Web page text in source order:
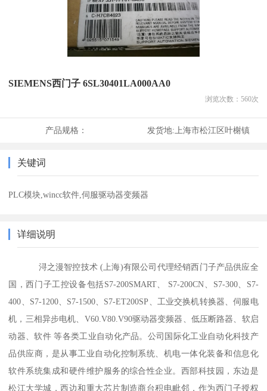
SIEMENS西门子 6SL30401LA000AA0
浏览次数： 560次
产品规格： 发货地: 上海市松江区叶榭镇
关键词
PLC模块,wincc软件,伺服驱动器变频器
详细说明
浔之漫智控技术 (上海)有限公司代理经销西门子产品供应全
国，西门子工控设备包括S7-200SMART、 S7-200CN、S7-300、S7-
400、S7-1200、S7-1500、S7-ET200SP、工业交换机转换器、伺服电
机，三相异步电机、V60.V80.V90驱动器变频器、低压断路器、软启
动器、软件 等各类工业自动化产品。公司国际化工业自动化科技产
品供应商，是从事工业自动化控制系统、机电一体化装备和信息化
软件系统集成和硬件维护服务的综合性企业。西部科技园，东边是
松江大学城，西边和重大芯片制造商台积电毗邻，作为西门子授权